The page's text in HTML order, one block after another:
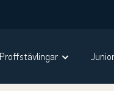
Proffstävlingar